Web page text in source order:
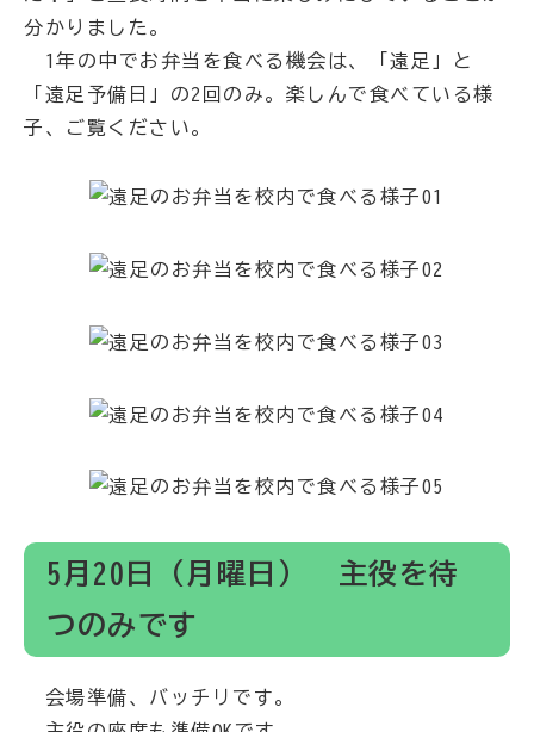
分かりました。
1年の中でお弁当を食べる機会は、「遠足」と
「遠足予備日」の2回のみ。楽しんで食べている様
子、ご覧ください。
5月20日（月曜日） 主役を待
つのみです
会場準備、バッチリです。